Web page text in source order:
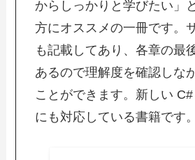
からしっかりと学びたい」
方にオススメの一冊です。
も記載してあり、各章の最
あるので理解度を確認しな
ことができます。新しい
にも対応している書籍です。